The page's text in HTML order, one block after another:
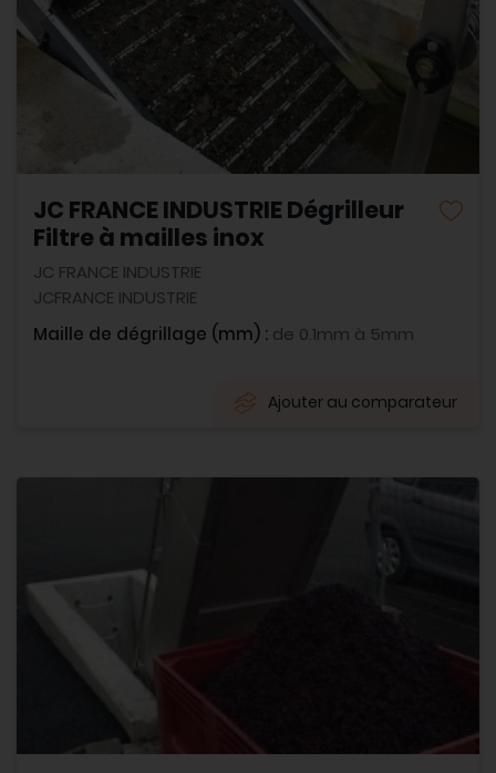
JC FRANCE INDUSTRIE Dégrilleur
Filtre à mailles inox
JC FRANCE INDUSTRIE
JCFRANCE INDUSTRIE
Maille de dégrillage (mm) : de 0.1mm à 5mm
Ajouter au comparateur